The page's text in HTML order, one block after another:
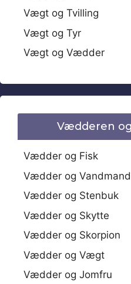
Vægt og Tvilling
Vægt og Tyr
Vægt og Vædder
Vædderen
Vædder og Fisk
Vædder og Vandmand
Vædder og Stenbuk
Vædder og Skytte
Vædder og Skorpion
Vædder og Vægt
Vædder og Jomfru